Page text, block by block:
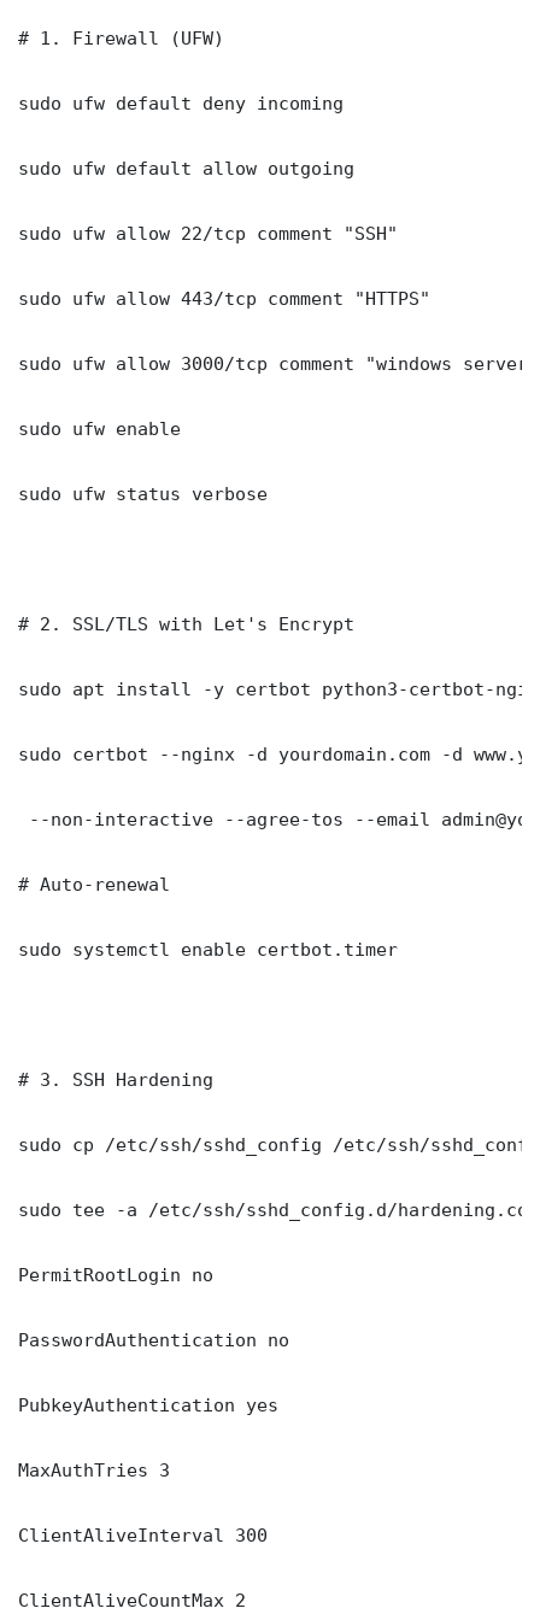
# 1. Firewall (UFW)
sudo ufw default deny incoming
sudo ufw default allow outgoing
sudo ufw allow 22/tcp comment "SSH"
sudo ufw allow 443/tcp comment "HTTPS"
sudo ufw allow 3000/tcp comment "windows server
sudo ufw enable
sudo ufw status verbose
# 2. SSL/TLS with Let's Encrypt
sudo apt install -y certbot python3-certbot-
sudo certbot --nginx -d yourdomain.com -d
--non-interactive --agree-tos --email
# Auto-renewal
sudo systemctl enable certbot.timer
# 3. SSH Hardening
sudo cp /etc/ssh/sshd_config /etc/ssh/
sudo tee -a /etc/ssh/sshd_config.d/
PermitRootLogin no
PasswordAuthentication no
PubkeyAuthentication yes
MaxAuthTries 3
ClientAliveInterval 300
ClientAliveCountMax 2